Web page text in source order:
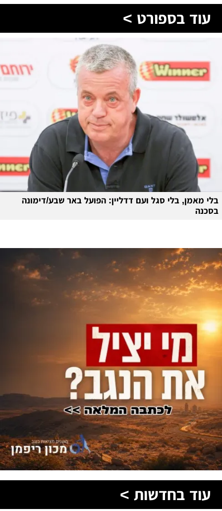
עוד בספורט >
בלי מאמן, בלי סגל ועם דדליין: הפועל באר שבע/דימונה
בסכנה
עוד בחדשות >